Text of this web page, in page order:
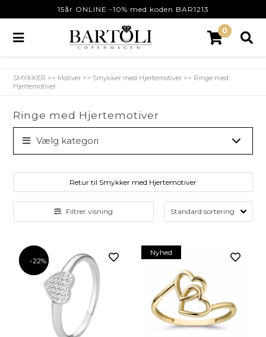
15år ONLINE -10% med koden BAR1213
0
SMYKKER >> Motiver >> Smykker med Hjertemotiver >> Ringe med
Hjertemotiver
Ringe med Hjertemotiver
Vælg kategori
Filtrer visning
Retur til Smykker med Hjertemotiver
-22%
-22%
Nyhed